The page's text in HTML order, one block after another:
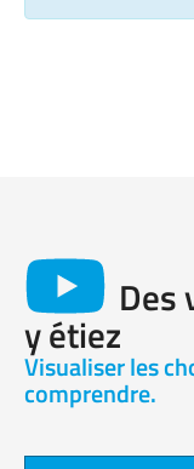
Des
y étiez
Visualiser les
comprendre.